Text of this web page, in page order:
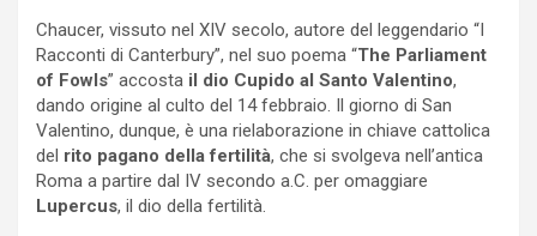
Chaucer, vissuto nel XIV secolo, autore del leggendario “I
Racconti di Canterbury”, nel suo poema “The Parliament
of Fowls” accosta il dio Cupido al Santo Valentino,
dando origine al culto del 14 febbraio. Il giorno di San
Valentino, dunque, è una rielaborazione in chiave cattolica
del rito pagano della fertilità, che si svolgeva nell’antica
Roma a partire dal IV secondo a.C. per omaggiare
Lupercus, il dio della fertilità.